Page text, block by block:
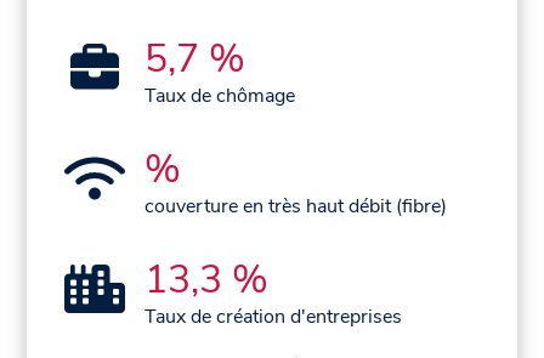
5,7 %
Taux de chômage
%
couverture en très haut débit (fibre)
13,3 %
Taux de création d'entreprises